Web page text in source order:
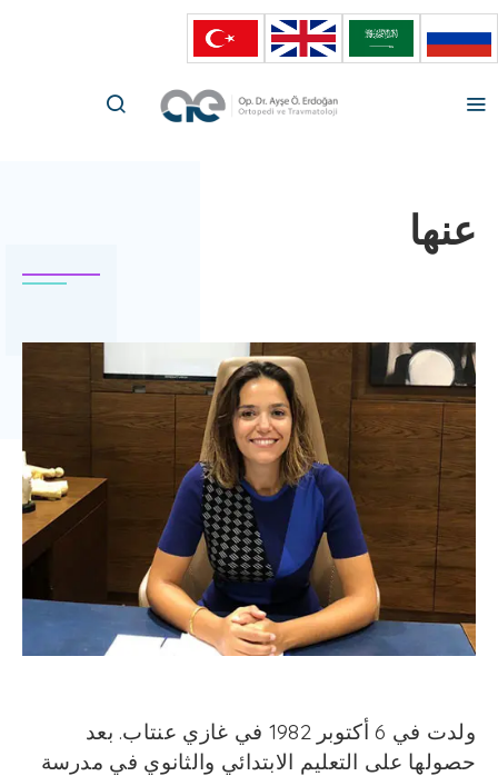
عنها
ولدت في 6 أكتوبر 1982 في غازي عنتاب. بعد
حصولها على التعليم الابتدائي والثانوي في مدرسة